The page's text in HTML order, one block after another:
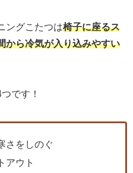
ングこたつは椅子に座るス
から冷気が入り込みやすい
です！
さをしのぐ
アウト